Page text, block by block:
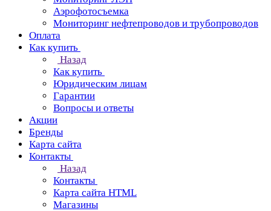
Аэрофотосъемка
Мониторинг нефтепроводов и трубопроводов
Оплата
Как купить
Назад
Как купить
Юридическим лицам
Гарантии
Вопросы и ответы
Акции
Бренды
Карта сайта
Контакты
Назад
Контакты
Карта сайта HTML
Магазины